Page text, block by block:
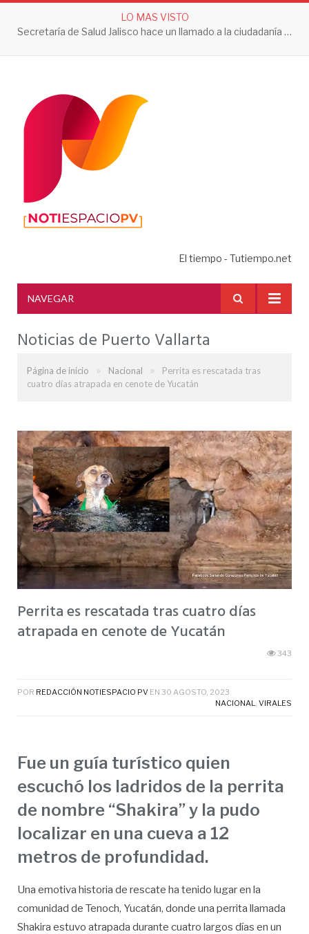
LO MAS VISTO
Secretaría de Salud Jalisco hace un llamado a la ciudadanía a tomar acciones contra el dengue en esta temporada de lluvias
El tiempo - Tutiempo.net
NAVEGAR
Noticias de Puerto Vallarta
Página de inicio » Nacional »
Perrita es rescatada tras
cuatro días atrapada en cenote de Yucatán
Perrita es rescatada tras cuatro días
atrapada en cenote de Yucatán
343
POR REDACCIÓN NOTIESPACIO PV EN 30 AGOSTO, 2023
NACIONAL
VIRALES
Fue un guía turístico quien
escuchó los ladridos de la perrita
de nombre “Shakira” y la pudo
localizar en una cueva a 12
metros de profundidad.
Una emotiva historia de rescate ha tenido lugar en la
comunidad de Tenoch, Yucatán, donde una perrita llamada
Shakira estuvo atrapada durante cuatro largos días en un